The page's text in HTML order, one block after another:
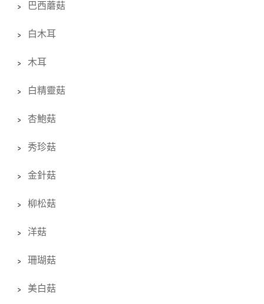
巴西蘑菇
白木耳
木耳
白精靈菇
杏鮑菇
秀珍菇
金針菇
柳松菇
洋菇
珊瑚菇
美白菇